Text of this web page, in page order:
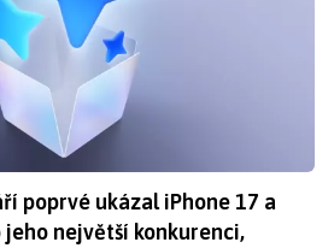
poprvé ukázal iPhone 17 a
největší konkurenci,